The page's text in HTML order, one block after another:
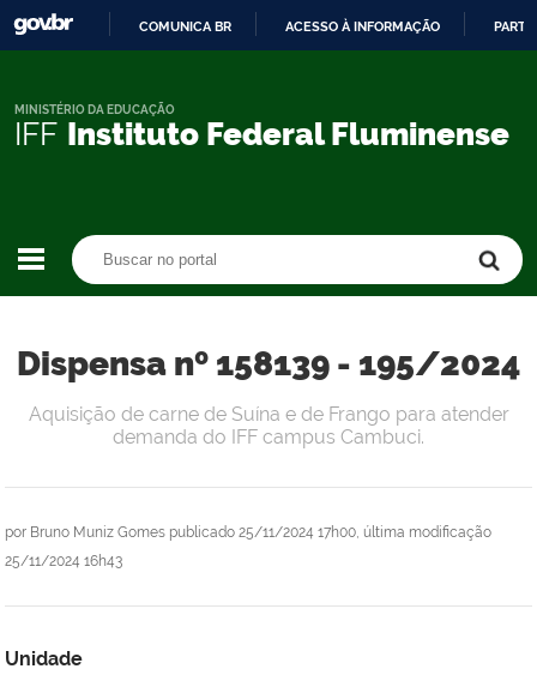
CONTEÚDO
COMUNICA BR ACESSO À INFORMAÇÃO
IFF Instituto Federal Fluminense
MINISTÉRIO DA EDUCAÇÃO
Dispensa nº 158139 - 195/2024
por Bruno Muniz Gomes publicado 25/11/2024 17h00, última modificação
25/11/2024 16h43
Aquisição de carne de Suína e de Frango para atender
demanda do IFF campus Cambuci.
Unidade